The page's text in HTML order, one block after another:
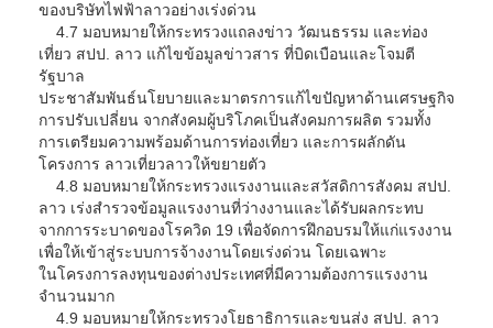
ของบริษัทไฟฟ้าลาวอย่างเร่งด่วน
4.7 มอบหมายให้กระทรวงแถลงข่าว วัฒนธรรม และท่อง
เที่ยว สปป. ลาว แก้ไขข้อมูลข่าวสาร ที่บิดเบือนและโจมตี
รัฐบาล
ประชาสัมพันธ์นโยบายและมาตรการแก้ไขปัญหาด้านเศรษฐกิจ
การปรับเปลี่ยน จากสังคมผู้บริโภคเป็นสังคมการผลิต รวมทั้ง
การเตรียมความพร้อมด้านการท่องเที่ยว และการผลักดัน
โครงการ ลาวเที่ยวลาวให้ขยายตัว
4.8 มอบหมายให้กระทรวงแรงงานและสวัสดิการสังคม สปป.
ลาว เร่งสำรวจข้อมูลแรงงานที่ว่างงานและได้รับผลกระทบ
จากการระบาดของโรควิด 19 เพื่อจัดการฝึกอบรมให้แก่แรงงาน
เพื่อให้เข้าสู่ระบบการจ้างงานโดยเร่งด่วน โดยเฉพาะ
ในโครงการลงทุนของต่างประเทศที่มีความต้องการแรงงาน
จำนวนมาก
4.9 มอบหมายให้กระทรวงโยธาธิการและขนส่ง สปป. ลาว